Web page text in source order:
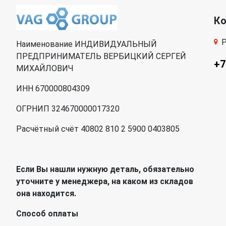
Наименование ИНДИВИДУАЛЬНЫЙ
ПРЕДПРИНИМАТЕЛЬ ВЕРБИЦКИЙ СЕРГЕЙ
МИХАЙЛОВИЧ
ИНН 670000804309
ОГРНИП 324670000017320
Расчётный счёт 40802 810 2 5900 0403805
Если Вы нашли нужную деталь, обязательно
уточните у менеджера, на каком из складов
она находится.
Способ оплаты